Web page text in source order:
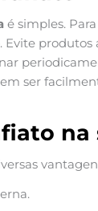
é simples.
produtos
ser
na